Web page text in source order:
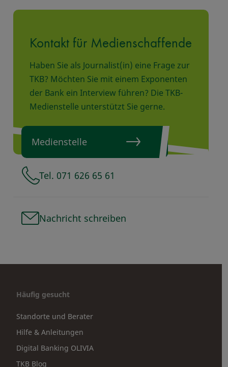
Kontakt für Medienschaffende
Haben Sie als Journalist(in) eine Frage zur
TKB? Möchten Sie mit einem Exponenten
der Bank ein Interview führen? Die TKB-
Medienstelle unterstützt Sie gerne.
Medienstelle
Tel. 071 626 65 61
Nachricht schreiben
Häufig gesucht
Standorte und Berater
Hilfe & Anleitungen
Digital Banking OLIVIA
TKB Blog